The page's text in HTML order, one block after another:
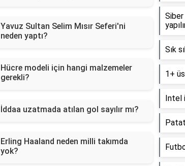
Yavuz Sultan Selim Mısır Seferi'ni
neden yaptı?
Hücre modeli için hangi malzemeler
gerekli?
İddaa uzatmada atılan gol sayılır mı?
Erling Haaland neden milli takımda
yok?
Siber
Sık
1+
Intel